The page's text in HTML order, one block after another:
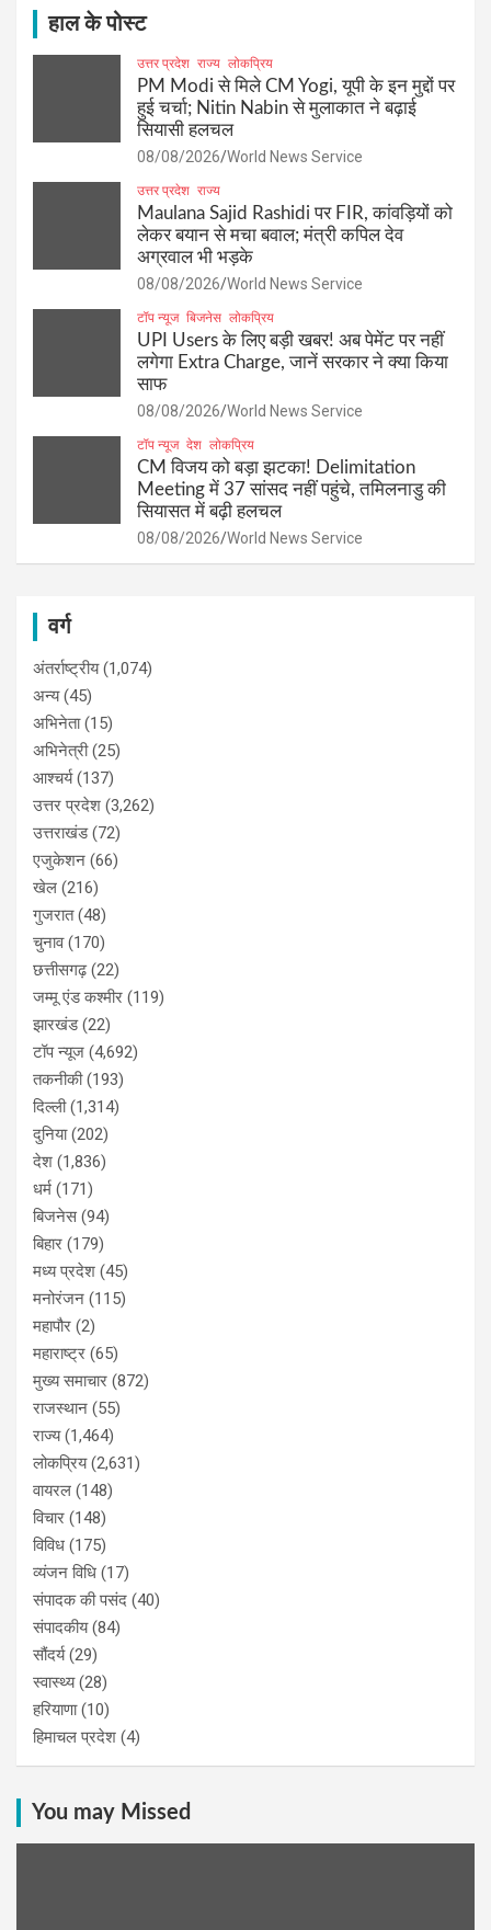
हाल के पोस्ट
उत्तर प्रदेश राज्य लोकप्रिय
PM Modi से मिले CM Yogi, यूपी के इन मुद्दों पर
हुई चर्चा; Nitin Nabin से मुलाकात ने बढ़ाई
सियासी हलचल
08/08/2026 World News Service
उत्तर प्रदेश राज्य
Maulana Sajid Rashidi पर FIR, कांवड़ियों को
लेकर बयान से मचा बवाल; मंत्री कपिल देव
अग्रवाल भी भड़के
08/08/2026 World News Service
टॉप न्यूज बिजनेस लोकप्रिय
UPI Users के लिए बड़ी खबर! अब पेमेंट पर नहीं
लगेगा Extra Charge, जानें सरकार ने क्या किया
साफ
08/08/2026 World News Service
टॉप न्यूज देश लोकप्रिय
CM विजय को बड़ा झटका! Delimitation
Meeting में 37 सांसद नहीं पहुंचे, तमिलनाडु की
सियासत में बढ़ी हलचल
08/08/2026 World News Service
वर्ग
अंतर्राष्ट्रीय(1,074)
अन्य(45)
अभिनेता(15)
अभिनेत्री(25)
आश्चर्य(137)
उत्तर प्रदेश (3,262)
उत्तराखंड(72)
एजुकेशन (66)
खेल (216)
गुजरात(48)
चुनाव(170)
छत्तीसगढ़(22)
जम्मू एंड कश्मीर (119)
झारखंड(22)
टॉप न्यूज (4,692)
तकनीकी(193)
दिल्ली(1,314)
दुनिया(202)
देश (1,836)
धर्म (171)
बिजनेस(94)
बिहार (179)
मध्य प्रदेश (45)
मनोरंजन (115)
महापौर (2)
महाराष्ट्र (65)
मुख्य समाचार (872)
राजस्थान (55)
राज्य(1,464)
लोकप्रिय(2,631)
वायरल (148)
विचार (148)
विविध (175)
व्यंजन विधि (17)
संपादक की पसंद (40)
संपादकीय(84)
सौंदर्य(29)
स्वास्थ्य(28)
हरियाणा(10)
हिमाचल प्रदेश (4)
You may Missed